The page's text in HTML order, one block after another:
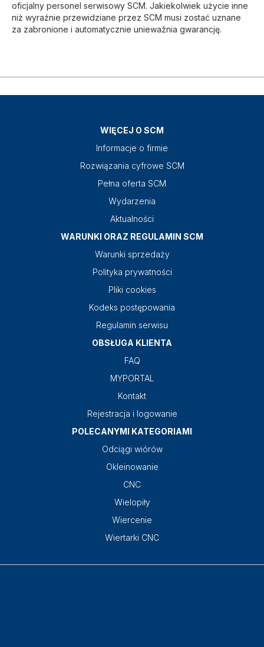
oficjalny personel serwisowy SCM. Jakiekolwiek użycie inne
niż wyraźnie przewidziane przez SCM musi zostać uznane
za zabronione i automatycznie uniewažnia gwarancję.
WIĘCEJ O SCM
Informacje o firmie
Rozwiązania cyfrowe SCM
Pełna oferta SCM
Wydarzenia
Aktualności
WARUNKI ORAZ REGULAMIN SCM
Warunki sprzedaży
Polityka prywatności
Pliki cookies
Kodeks postępowania
Regulamin serwisu
OBSŁUGA KLIENTA
FAQ
MYPORTAL
Kontakt
Rejestracja i logowanie
POLECANYMI KATEGORIAMI
Odciągi wiórów
Okleinowanie
CNC
Wielopiły
Wiercenie
Wiertarki CNC